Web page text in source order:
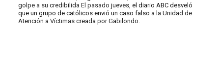
golpe a su credibilida El pasado jueves, el diario ABC desveló
que un grupo de católicos envió un caso falso a la Unidad de
Atención a Víctimas creada por Gabilondo.